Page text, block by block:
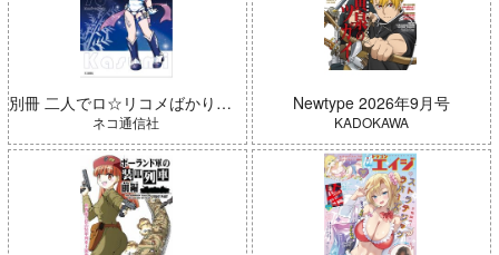
り
「ポケモン feat. 初音ミク VO
LTAGE Live！」Blu-ray特装
盤
別冊 二人でロ☆リコメばかり描いていた 藍（五藤加純イラストCollection）
ネコ通信社
Newtype 2026年9月号
KADOKAWA